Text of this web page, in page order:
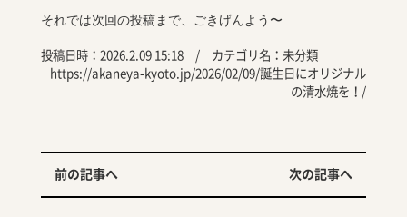
それでは次回の投稿まで、ごきげんよう〜
投稿日時：2026.2.09 15:18 / カテゴリ名： 未分類
https://akaneya-kyoto.jp/2026/02/09/誕生日にオリジナル
の清水焼を！/
前の記事へ 次の記事へ